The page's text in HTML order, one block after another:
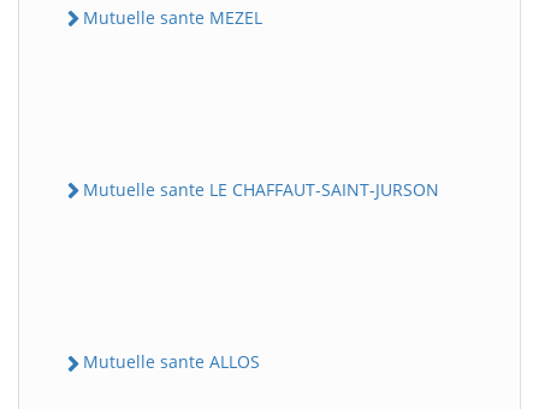
Mutuelle sante MEZEL
Mutuelle sante LE CHAFFAUT-SAINT-JURSON
Mutuelle sante ALLOS